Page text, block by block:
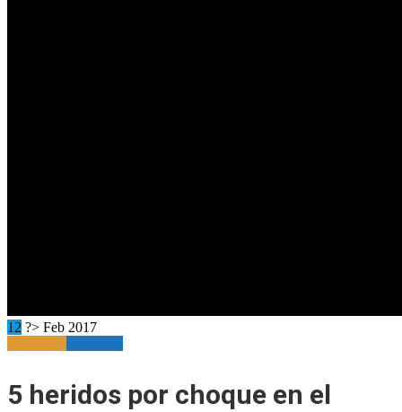
12 ?> Feb 2017
5 heridos por choque en el